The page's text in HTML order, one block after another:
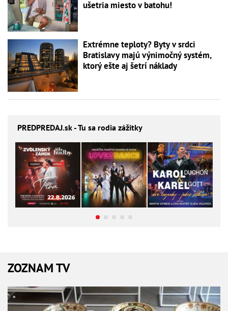
ušetria miesto v batohu!
Extrémne teploty? Byty v srdci
Bratislavy majú výnimočný systém,
ktorý ešte aj šetrí náklady
PREDPREDAJ.sk - Tu sa rodia zážitky
ZOZNAM TV